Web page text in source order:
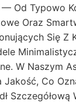
Od Typowo
Oraz
Się Z
W Naszym
Co